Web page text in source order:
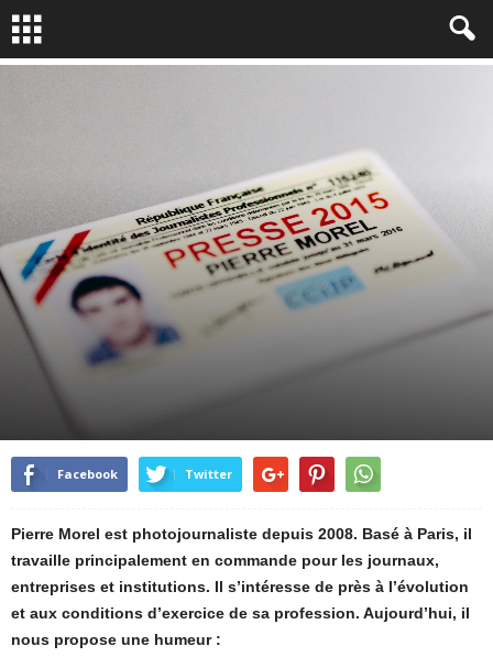
PROFESSION : PHOTOGRAPHE
Pierre Morel Oct 21, 2015 1
Facebook Twitter
Pierre Morel est photojournaliste depuis 2008. Basé à Paris, il
travaille principalement en commande pour les journaux,
entreprises et institutions. Il s’intéresse de près à l’évolution
et aux conditions d’exercice de sa profession. Aujourd’hui, il
nous propose une humeur :